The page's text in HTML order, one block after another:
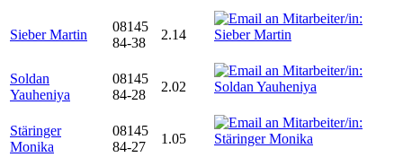
Sieber Martin
08145
84-38
2.14
Soldan
Yauheniya
08145
84-28
2.02
Stäringer
Monika
08145
84-27
1.05